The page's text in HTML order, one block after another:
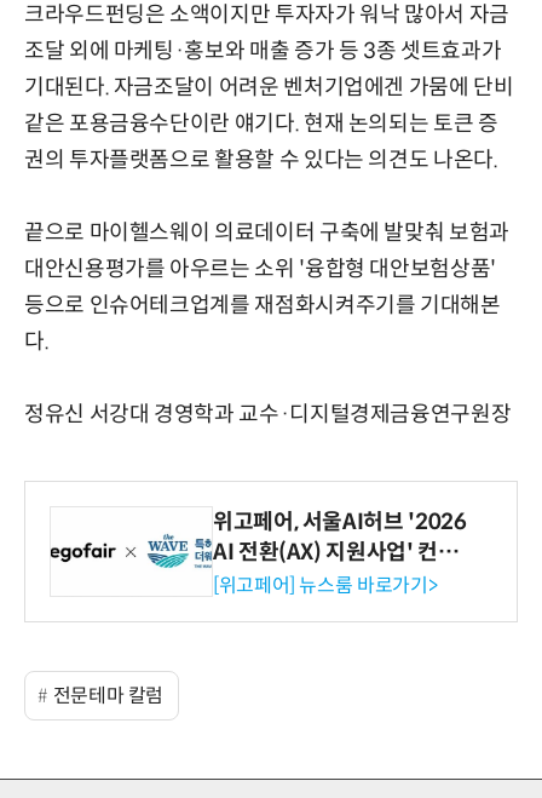
크라우드펀딩은 소액이지만 투자자가 워낙 많아서 자금
조달 외에 마케팅·홍보와 매출 증가 등 3종 셋트효과가
기대된다. 자금조달이 어려운 벤처기업에겐 가뭄에 단비
같은 포용금융수단이란 얘기다. 현재 논의되는 토큰 증
권의 투자플랫폼으로 활용할 수 있다는 의견도 나온다.
끝으로 마이헬스웨이 의료데이터 구축에 발맞춰 보험과
대안신용평가를 아우르는 소위 '융합형 대안보험상품'
등으로 인슈어테크업계를 재점화시켜주기를 기대해본
다.
정유신 서강대 경영학과 교수·디지털경제금융연구원장
위고페어, 서울AI허브 '2026
AI 전환(AX) 지원사업' 컨소
시엄 선정
[위고페어] 뉴스룸 바로가기>
전문테마 칼럼